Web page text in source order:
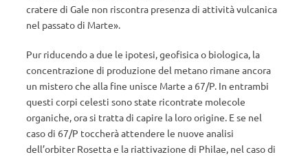
cratere di Gale non riscontra presenza di attività vulcanica
nel passato di Marte».
Pur riducendo a due le ipotesi, geofisica o biologica, la
concentrazione di produzione del metano rimane ancora
un mistero che alla fine unisce Marte a 67/P. In entrambi
questi corpi celesti sono state ricontrate molecole
organiche, ora si tratta di capire la loro origine. E se nel
caso di 67/P toccherà attendere le nuove analisi
dell’orbiter Rosetta e la riattivazione di Philae, nel caso di